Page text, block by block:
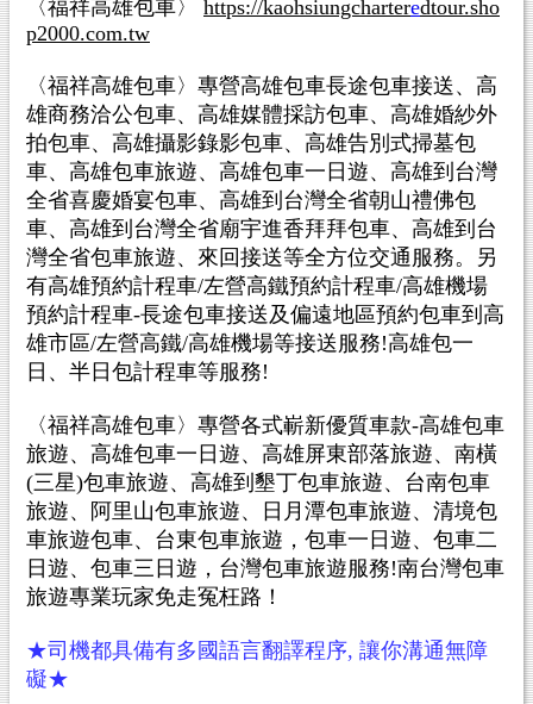
〈福祥高雄包車〉 https://kaohsiungcharteredtour.sho
p2000.com.tw
〈福祥高雄包車〉專營高雄包車長途包車接送、高
雄商務洽公包車、高雄媒體採訪包車、高雄婚紗外
拍包車、高雄攝影錄影包車、高雄告別式掃墓包
車、高雄包車旅遊、高雄包車一日遊、高雄到台灣
全省喜慶婚宴包車、高雄到台灣全省朝山禮佛包
車、高雄到台灣全省廟宇進香拜拜包車、高雄到台
灣全省包車旅遊、來回接送等全方位交通服務。另
有高雄預約計程車/左營高鐵預約計程車/高雄機場
預約計程車-長途包車接送及偏遠地區預約包車到高
雄市區/左營高鐵/高雄機場等接送服務!高雄包一
日、半日包計程車等服務!
〈福祥高雄包車〉專營各式嶄新優質車款-高雄包車
旅遊、高雄包車一日遊、高雄屏東部落旅遊、南橫
(三星)包車旅遊、高雄到墾丁包車旅遊、台南包車
旅遊、阿里山包車旅遊、日月潭包車旅遊、清境包
車旅遊包車、台東包車旅遊， 包車一日遊、 包車二
日遊、 包車三日遊，台灣包車旅遊服務!南台灣包車
旅遊專業玩家免走冤枉路！
★司機都具備有多國語言翻譯程序, 讓你溝通無障
礙★